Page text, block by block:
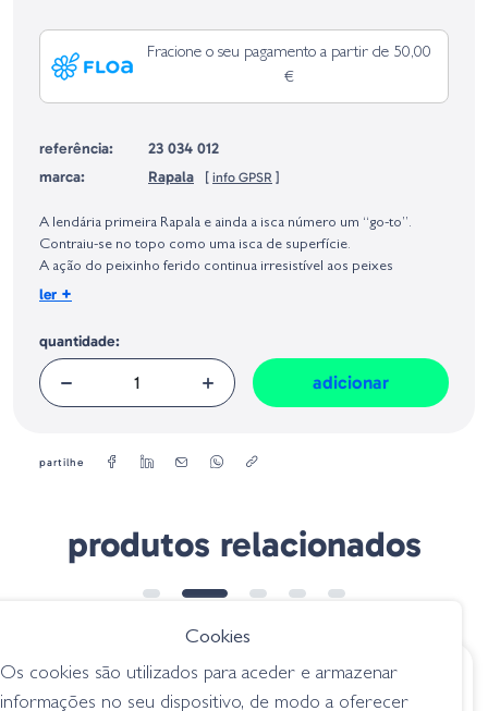
Fracione o seu pagamento a partir de 50,00
€
referência:
23 034 012
marca:
Rapala [ info GPSR ]
Europeia, dos produtos da marca, conforme requerido no Regulamento
Geral sobre a Segurança dos Produtos (GPSR):
A lendária primeira Rapala e ainda a isca número um “go-to”.
Contraiu-se no topo como uma isca de superfície.
A ação do peixinho ferido continua irresistível aos peixes
predadores em todos os continentes o mundo.
Peso:4 g
Tamanho:
ler +
quantidade:
adicionar
partilhe
produtos relacionados
€ 8.95 € 7.60
Cookies
Os cookies são utilizados para aceder e armazenar
informações no seu dispositivo, de modo a oferecer